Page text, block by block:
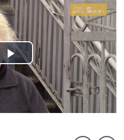
Play
Video